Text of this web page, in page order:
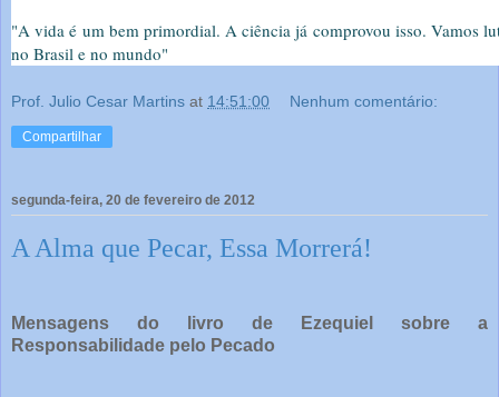
"A vida é um bem primordial. A ciência já comprovou isso. Vamos
no Brasil e no mundo"
Prof. Julio Cesar Martins at 14:51:00 Nenhum comentário:
Compartilhar
segunda-feira, 20 de fevereiro de 2012
A Alma que Pecar, Essa Morrerá!
Mensagens do livro de Ezequiel sobre a
Responsabilidade pelo Pecado